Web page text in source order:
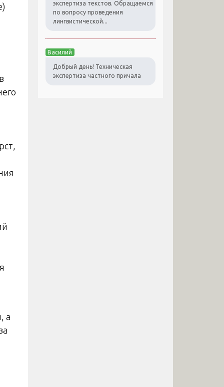
а
экспертиза текстов. Обращаемся
по вопросу проведения
лингвистической...
Василий
Добрый день! Техническая
экспертиза частного причала